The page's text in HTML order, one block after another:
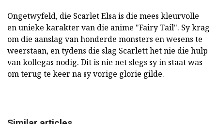
Ongetwyfeld, die Scarlet Elsa is die mees kleurvolle
en unieke karakter van die anime "Fairy Tail". Sy krag
om die aanslag van honderde monsters en wesens te
weerstaan, en tydens die slag Scarlett het nie die hulp
van kollegas nodig. Dit is nie net slegs sy in staat was
om terug te keer na sy vorige glorie gilde.